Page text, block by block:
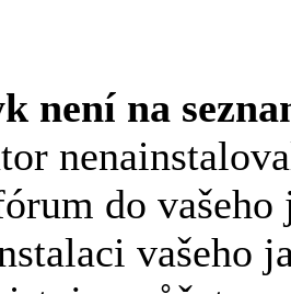
není na
do
vašeho